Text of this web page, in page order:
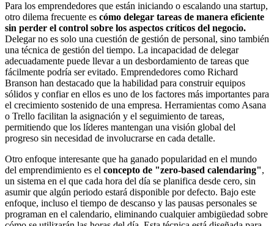
Para los emprendedores que están iniciando o escalando una startup,
otro dilema frecuente es cómo delegar tareas de manera eficiente
sin perder el control sobre los aspectos críticos del negocio.
Delegar no es solo una cuestión de gestión de personal, sino también
una técnica de gestión del tiempo. La incapacidad de delegar
adecuadamente puede llevar a un desbordamiento de tareas que
fácilmente podría ser evitado. Emprendedores como Richard
Branson han destacado que la habilidad para construir equipos
sólidos y confiar en ellos es uno de los factores más importantes para
el crecimiento sostenido de una empresa. Herramientas como Asana
o Trello facilitan la asignación y el seguimiento de tareas,
permitiendo que los líderes mantengan una visión global del
progreso sin necesidad de involucrarse en cada detalle.
Otro enfoque interesante que ha ganado popularidad en el mundo
del emprendimiento es el concepto de "zero-based calendaring",
un sistema en el que cada hora del día se planifica desde cero, sin
asumir que algún periodo estará disponible por defecto. Bajo este
enfoque, incluso el tiempo de descanso y las pausas personales se
programan en el calendario, eliminando cualquier ambigüedad sobre